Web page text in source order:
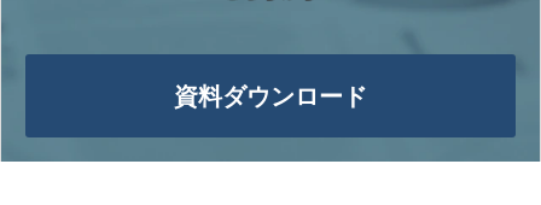
お問い合わせください